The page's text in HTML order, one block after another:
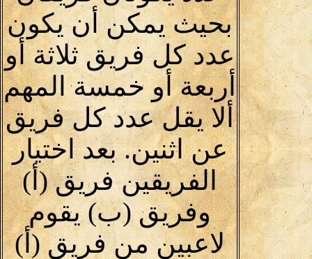
بحيث يمكن أن يكون
عدد كل فريق ثلاثة أو
أربعة أو خمسة المهم
ألا يقل عدد كل فريق
عن اثنين. بعد اختيار
الفريقين فريق (أ)
وفريق (ب) يقوم
لاعبين من فريق (أ)